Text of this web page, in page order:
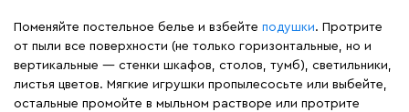
Поменяйте постельное белье и взбейте подушки. Протрите
от пыли все поверхности (не только горизонтальные, но и
вертикальные — стенки шкафов, столов, тумб), светильники,
листья цветов. Мягкие игрушки пропылесосьте или выбейте,
остальные промойте в мыльном растворе или протрите